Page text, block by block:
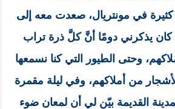
في مونتريال، صعدت معه إلى
كان يذكرني دومًا أنَّ كلَّ ذرة تراب
وحتى الطيور التي كنا نسمعها
من أملاكهم، وفي ليلة مقمرة
القديمة بيّن لي أن لمعان ضوء